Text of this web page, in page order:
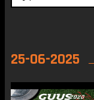
25-06-2025